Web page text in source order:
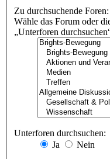
Zu durchsuchende Foren:
Wähle das Forum oder
„Unterforen
Unterforen durchsuchen:
Ja
Nein